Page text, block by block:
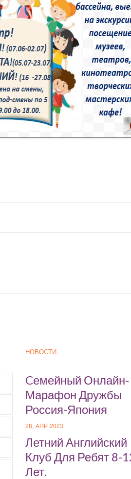
НОВОСТИ
Cемейный Онлайн-
Марафон Дружбы
Россия-Япония
28, АПР 2023
Летний Английский
Клуб Для Ребят 8-
Лет.